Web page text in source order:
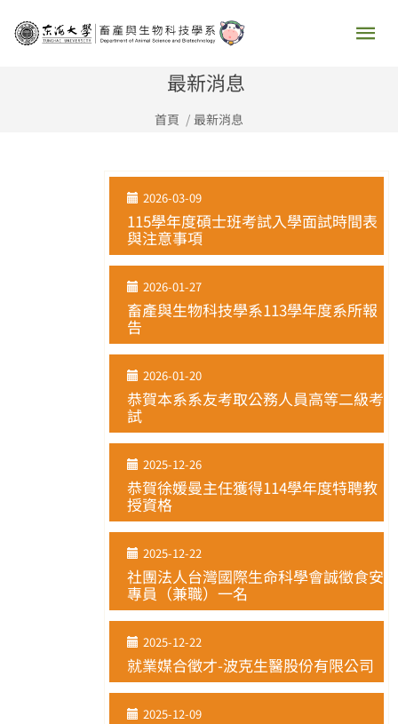
主
最新消息
首頁 最新消息
2026-03-09
115學年度碩士班考試入學面試時間表
與注意事項
2026-01-27
畜產與生物科技學系113學年度系所報
告
2026-01-20
恭賀本系系友考取公務人員高等二級考
試
2025-12-26
恭賀徐媛曼主任獲得114學年度特聘教
授資格
2025-12-22
社團法人台灣國際生命科學會誠徵食安
專員（兼職）一名
2025-12-22
就業媒合徵才-波克生醫股份有限公司
2025-12-09